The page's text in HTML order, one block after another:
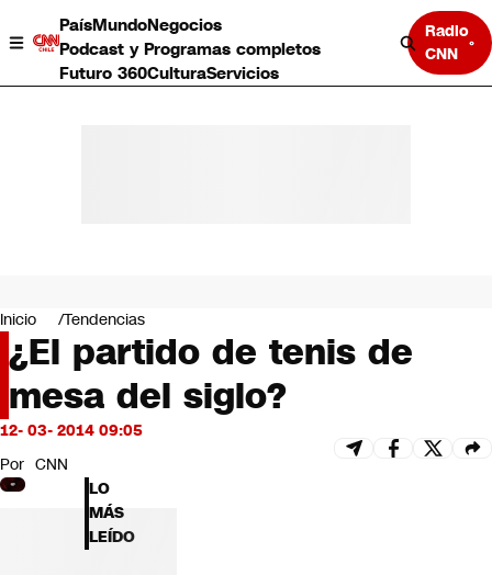
PaísMundoNegocios
Podcast y Programas completos
Futuro 360CulturaServicios
Radio
CNN
Negocios
Deportes
Programas completos
Cultura
Servicios
Bits
CNN Data
CNN tiempo
Futuro 360
Inicio Tendencias
¿El partido de tenis de
mesa del siglo?
12- 03- 2014 09:05
Por CNN
LO
MÁS
LEÍDO